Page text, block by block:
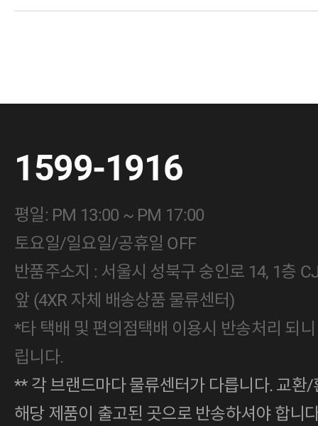
1599-1916
평일: PM 13:00 ~ PM 17:00
토요일/일요일/공휴일 OFF
반품주소지 : 서울시 성북구 숭인로 14, 1층
앞 (4XR 자체 배송상품 물류센터)
*타 택배 및 편의점택배 이용시 반송처리 되
립니다.
** 각 브랜드마다 물류센터가 다릅니다. 교환
해당 제품이 출고된 곳으로 반송하셔야 합니